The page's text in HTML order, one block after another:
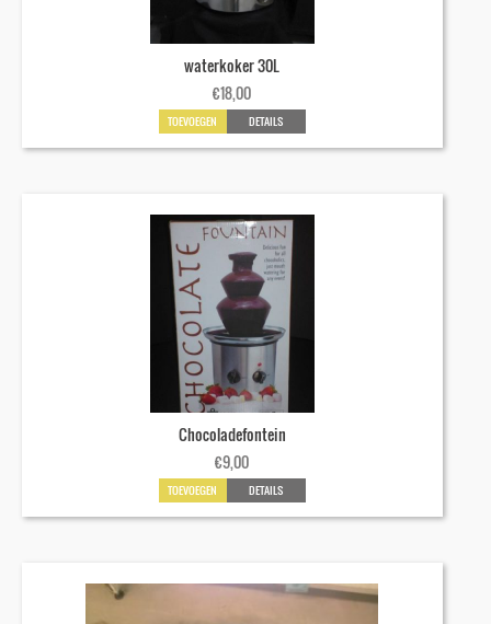
waterkoker 30L
€18,00
TOEVOEGEN DETAILS
Chocoladefontein
€9,00
TOEVOEGEN DETAILS